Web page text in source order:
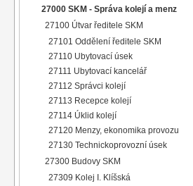
27000 SKM - Správa kolejí a menz
27100 Útvar ředitele SKM
27101 Oddělení ředitele SKM
27110 Ubytovací úsek
27111 Ubytovací kancelář
27112 Správci kolejí
27113 Recepce kolejí
27114 Úklid kolejí
27120 Menzy, ekonomika provozu
27130 Technickoprovozní úsek
27300 Budovy SKM
27309 Kolej I. Klíšská